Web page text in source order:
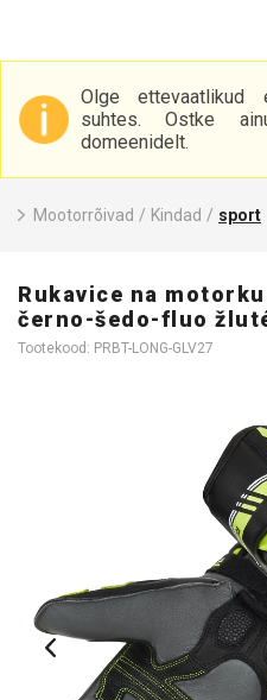
Olge ettevaatlikud
suhtes. Ostke
domeenidelt.
Mootorrõivad / Kindad / sport
Rukavice na
černo-šedo-fluo
Tootekood: PRBT-LONG-GLV27